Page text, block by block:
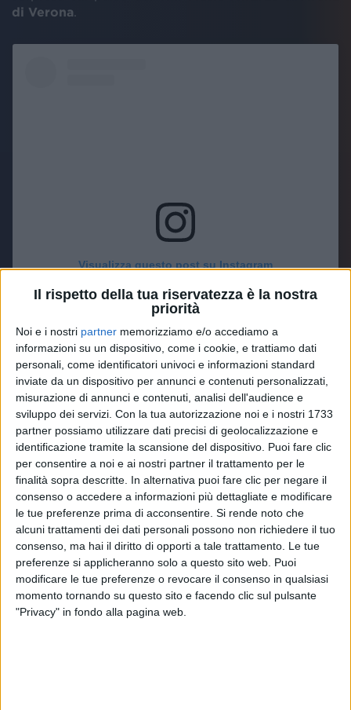
Il rispetto della tua riservatezza è la nostra
priorità
Noi e i nostri partner memorizziamo e/o accediamo a
informazioni su un dispositivo, come i cookie, e trattiamo dati
personali, come identificatori univoci e informazioni standard
inviate da un dispositivo per annunci e contenuti personalizzati,
misurazione di annunci e contenuti, analisi dell'audience e
sviluppo dei servizi. Con la tua autorizzazione noi e i nostri 1733
partner possiamo utilizzare dati precisi di geolocalizzazione e
identificazione tramite la scansione del dispositivo. Puoi fare clic
per consentire a noi e ai nostri partner il trattamento per le
finalità sopra descritte. In alternativa puoi fare clic per negare il
consenso o accedere a informazioni più dettagliate e modificare
le tue preferenze prima di acconsentire. Si rende noto che
alcuni trattamenti dei dati personali possono non richiedere il tuo
consenso, ma hai il diritto di opporti a tale trattamento. Le tue
preferenze si applicheranno solo a questo sito web. Puoi
modificare le tue preferenze o revocare il consenso in qualsiasi
momento tornando su questo sito e facendo clic sul pulsante
"Privacy" in fondo alla pagina web.
di Verona
Visualizza questo post su Instagram
Un post condiviso da Giorgia (@giorgia)
“Golpe” è unaballatapop d’autore intensa e
potente che unisce le penne di autori come Edoardo
D’Erme (Calcutta), Davide Petrella (Tropico),
Dario Faini (Dardust) e Gaetano Scognamiglio
oltre alla stessa
, con la produzione di
Dardust
.